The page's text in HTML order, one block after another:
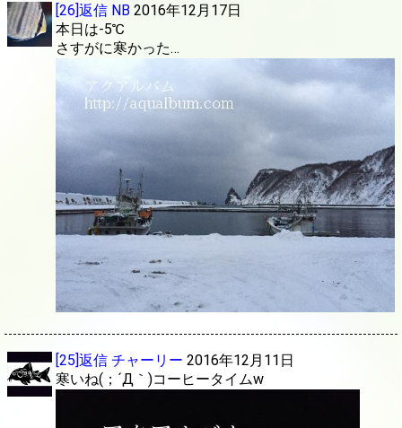
[26]返信 NB 2016年12月17日
本日は-5℃
さすがに寒かった…
[25]返信 チャーリー 2016年12月11日
寒いね(；´Д｀)コーヒータイムw